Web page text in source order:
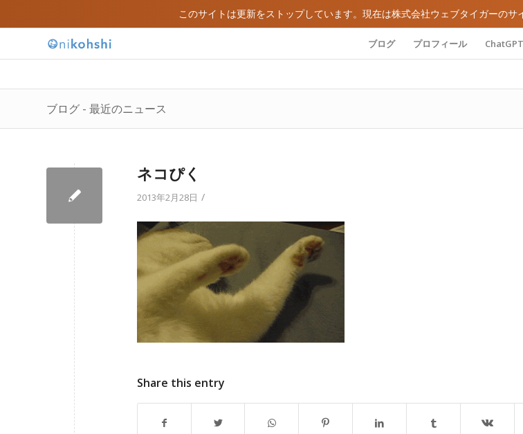
このサイトは更新をストップしています。現在は株式会社ウェブタイガーのサ
ブログ プロフィール
ブログ - 最近のニュース
ネコぴく
2013年2月28日 /
Share this entry